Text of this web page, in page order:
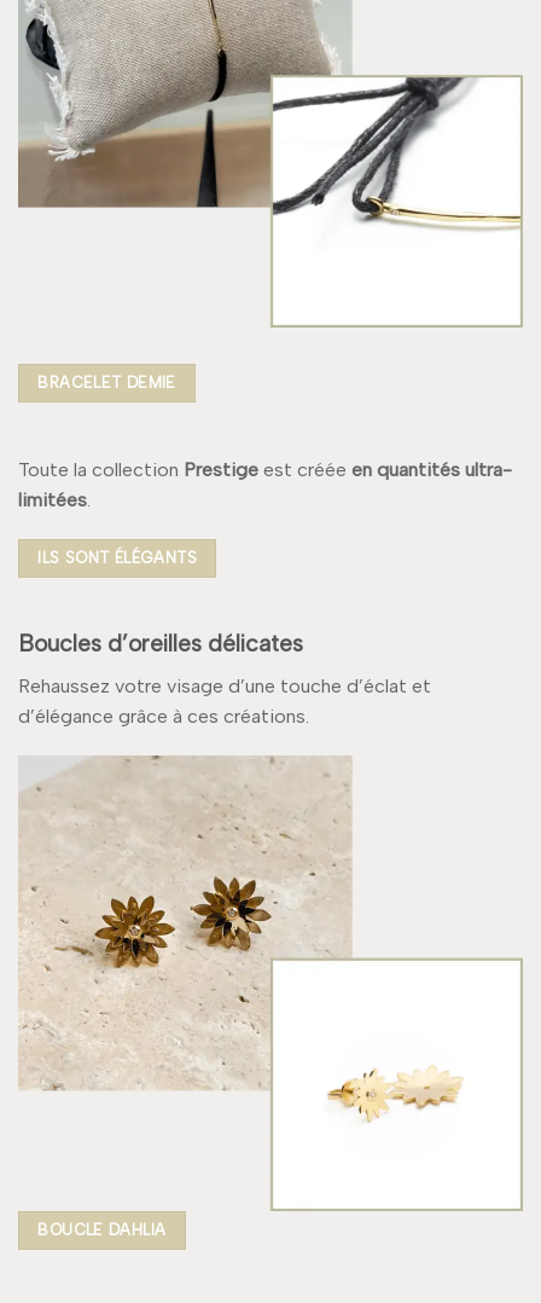
BRACELET DEMIE
Toute la collection Prestige est créée en quantités ultra-
limitées
ILS SONT ÉLÉGANTS
Boucles d’oreilles délicates
Rehaussez votre visage d’une touche d’éclat et
d’élégance grâce à ces créations.
BOUCLE DAHLIA